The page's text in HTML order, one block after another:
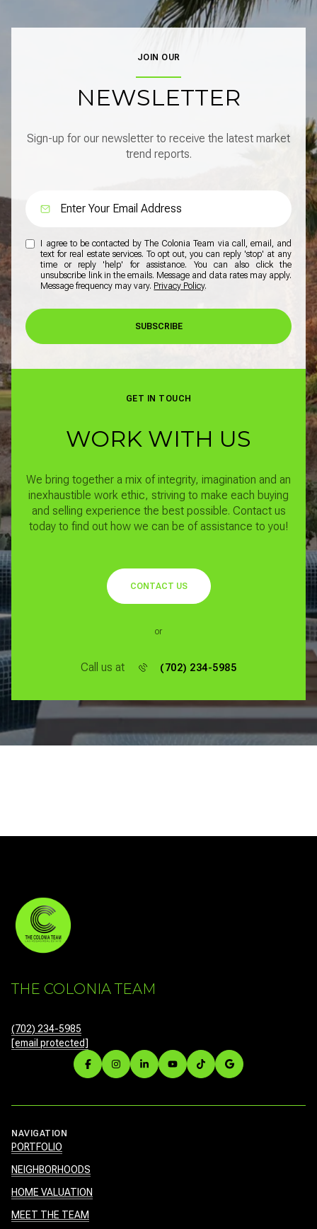
JOIN OUR
NEWSLETTER
Sign-up for our newsletter to receive the latest market
trend reports.
I agree to be contacted by The Colonia Team via call, email, and
text for real estate services. To opt out, you can reply 'stop' at any
time or reply 'help' for assistance. You can also click the
unsubscribe link in the emails. Message and data rates may apply.
Message frequency may vary. Privacy Policy.
SUBSCRIBE
GET IN TOUCH
WORK WITH US
We bring together a mix of integrity, imagination and an
inexhaustible work ethic, striving to make each buying
and selling experience the best possible. Contact us
today to find out how we can be of assistance to you!
CONTACT US
or
Call us at (702) 234-5985
THE COLONIA TEAM
(702) 234-5985
[email protected]
NAVIGATION
PORTFOLIO
NEIGHBORHOODS
HOME VALUATION
MEET THE TEAM